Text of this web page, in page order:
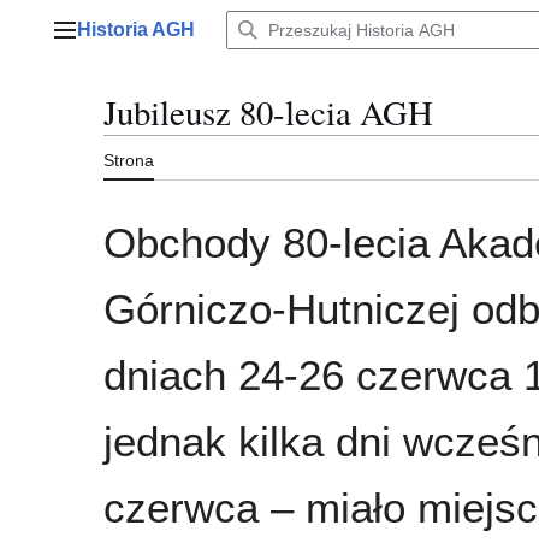
Menu główne
Historia AGH
Jubileusz 80-lecia AGH
Strona
Obchody 80-lecia
Górniczo-Hutniczej
dniach 24-26 czerwca
jednak kilka dni
czerwca – miało